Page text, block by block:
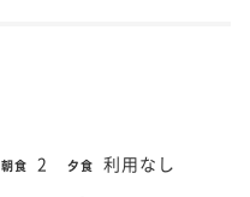
朝食 2 夕食 利用なし